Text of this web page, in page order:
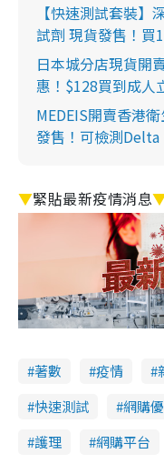
【快速測試套裝
試劑 現貨發售！買
日本城分店現貨開
惠！$128買到成人
MEDEIS開賣香港
發售！可檢測
▼緊貼最新疫情消息
著數 疫情
快速測試
網購
護理
網購平台